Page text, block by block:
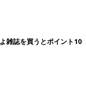
雑誌を買うとポイント10